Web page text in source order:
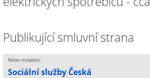
Publikující smluvní strana
Název subjektu:
Sociální služby Česká